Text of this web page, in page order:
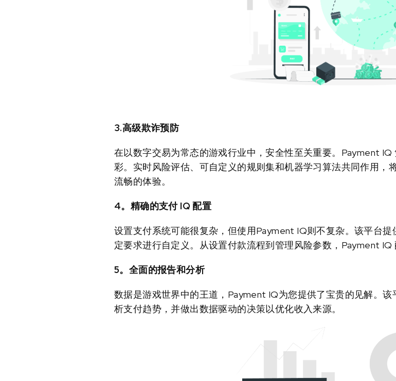
3.高级欺诈预防
在以数字交易为常态的游戏行业中，安全性至关重要。Payment
彩。实时风险评估、可自定义的规则集和机器学习算法共同作用，
流畅的体验。
4。精确的支付 IQ 配置
设置支付系统可能很复杂，但使用Payment IQ则不复杂。该平台
定要求进行自定义。从设置付款流程到管理风险参数，Payment IQ
5。全面的报告和分析
数据是游戏世界中的王道，Payment IQ为您提供了宝贵的见解。
析支付趋势，并做出数据驱动的决策以优化收入来源。